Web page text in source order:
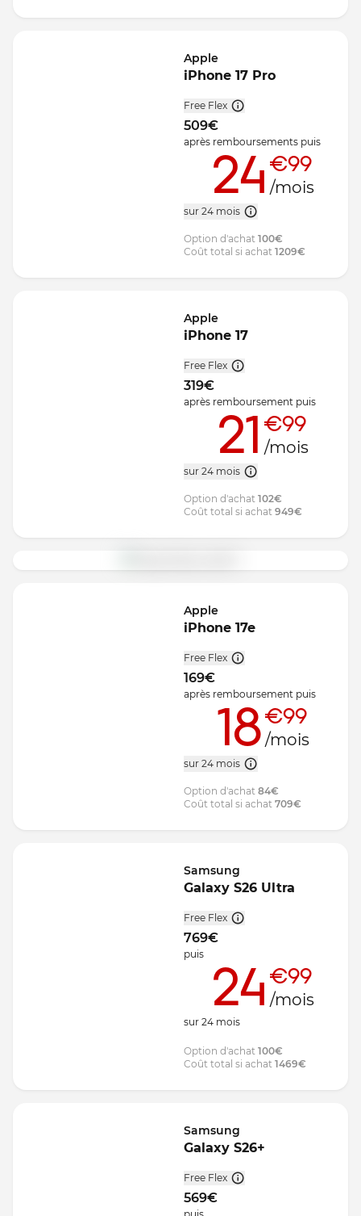
Apple
iPhone 17 Pro
Free Flex
509€
après remboursements puis
24 €99
/mois
sur 24 mois
Option d'achat 100€
Coût total si achat 1209€
Apple
iPhone 17
Free Flex
319€
après remboursement puis
21 €99
/mois
sur 24 mois
Option d'achat 102€
Coût total si achat 949€
Apple
iPhone 17e
Free Flex
169€
après remboursement puis
18€99
/mois
sur 24 mois
Option d'achat 84€
Coût total si achat 709€
Samsung
Galaxy S26 Ultra
Free Flex
769€
puis
24 €99
/mois
sur 24 mois
Option d'achat 100€
Coût total si achat 1469€
Samsung
Galaxy S26+
Free Flex
569€